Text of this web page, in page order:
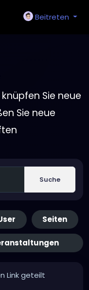
Beitreten
Sie neue
Sie neue
Suche
Seiten
Link geteilt